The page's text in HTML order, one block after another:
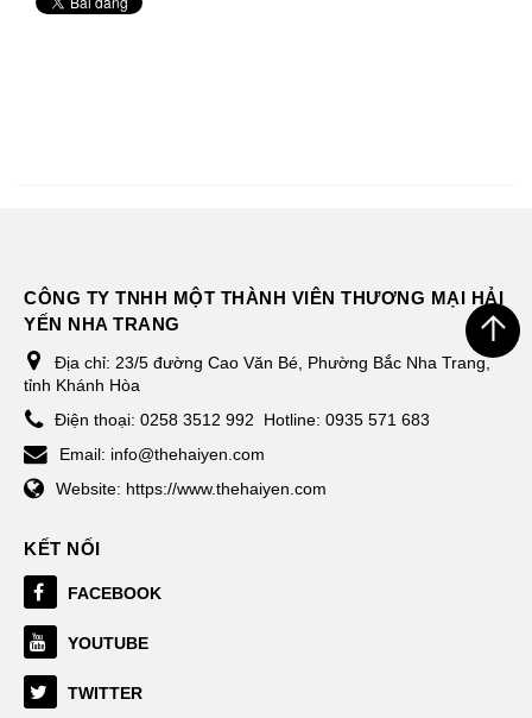
CÔNG TY TNHH MỘT THÀNH VIÊN THƯƠNG MẠI HẢI
YẾN NHA TRANG
Địa chỉ: 23/5 đường Cao Văn Bé, Phường Bắc Nha Trang,
tỉnh Khánh Hòa
Điện thoại: 0258 3512 992
Hotline: 0935 571 683
Email: info@thehaiyen.com
Website: https://www.thehaiyen.com
KẾT NỐI
FACEBOOK
YOUTUBE
TWITTER